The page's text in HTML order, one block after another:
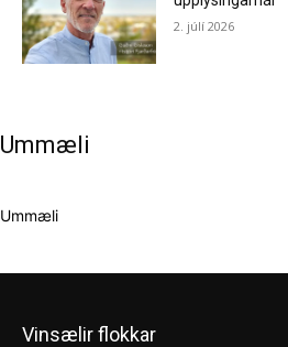
2. júlí 2026
Ummæli
Ummæli
Vinsælir flokkar